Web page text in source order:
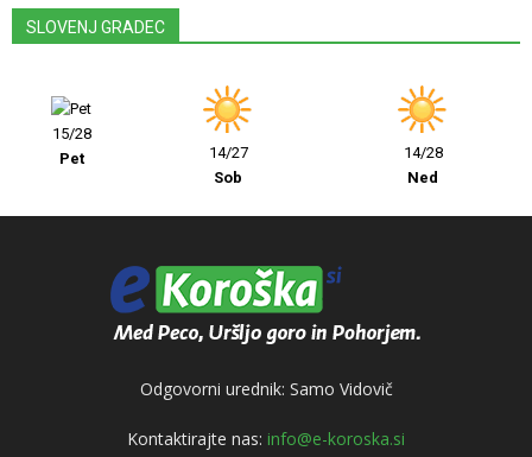
SLOVENJ GRADEC
15/28
Pet
14/27
Sob
14/28
Ned
Odgovorni urednik: Samo Vidovič
Kontaktirajte nas: info@e-koroska.si